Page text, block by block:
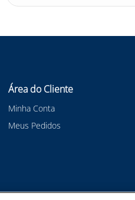
Área do Cliente
Minha Conta
Meus Pedidos